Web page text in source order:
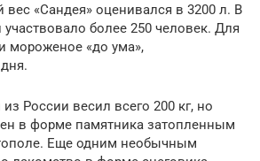
«Сандея» оценивался в 3200 л. В
участвовало более 250 человек. Для
мороженое «до ума»,
России весил всего 200 кг, но
в форме памятника затопленным
Еще одним необычным